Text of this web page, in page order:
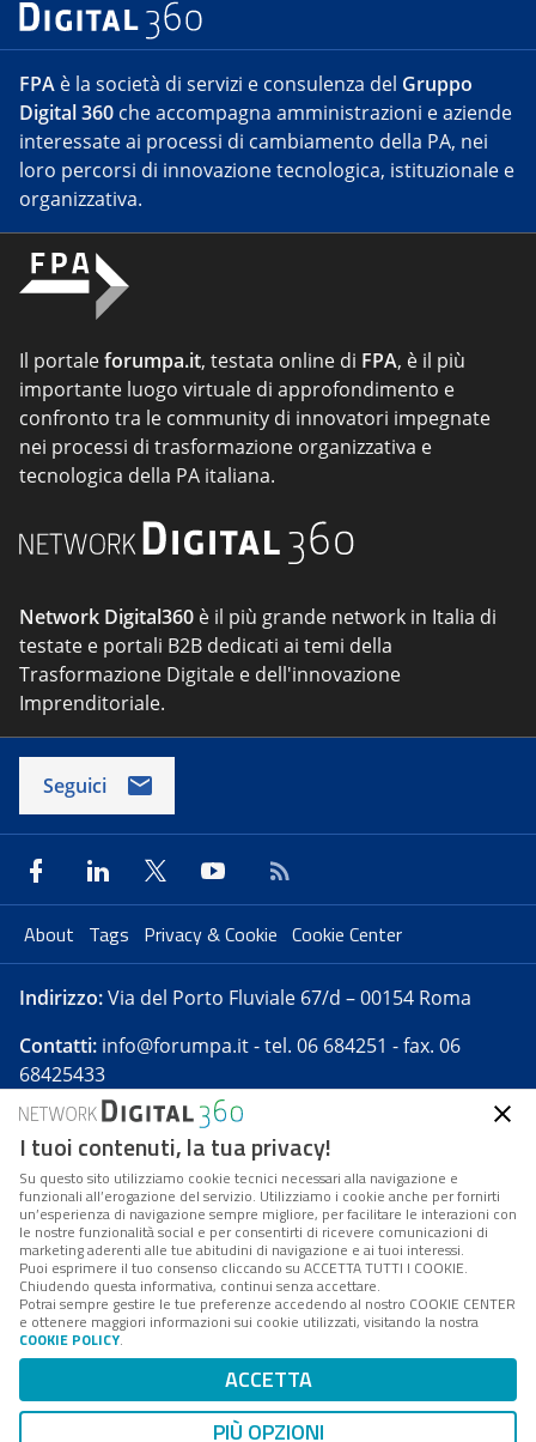
FPA è la società di servizi e consulenza del Gruppo
Digital 360 che accompagna amministrazioni e aziende
interessate ai processi di cambiamento della PA, nei
loro percorsi di innovazione tecnologica, istituzionale e
organizzativa.
Il portaleforumpa.it, testata online di FPA, è il più
importante luogo virtuale di approfondimento e
confronto tra le community di innovatori impegnate
nei processi di trasformazione organizzativa e
tecnologica della PA italiana.
Network Digital360 è il più grande network in Italia di
testate e portali B2B dedicati ai temi della
Trasformazione Digitale e dell'innovazione
Imprenditoriale.
Seguici
About Tags Privacy & Cookie Cookie Center
Indirizzo:Via del Porto Fluviale 67/d – 00154 Roma
Contatti: info@forumpa.it- tel. 06 684251 - fax. 06
68425433
Forumpa.itè una pubblicazione telematica iscritta
presso Registro della stampa del Tribunale di Roma -
Reg. n. 182 del 2 maggio 2008 - Direttore resp. Michela
Stentella
FPA s.r.l. è società soggetta a Direzione e
Coordinamento da parte di Digital360 S.p.A. - FPA s.r.l.
è un'azienda certificata per il sistema di management
Codice Fiscale/Partita IVA n. 10693191008 - R.E.A. Roma
n. 1249791. ISP AWS
Mappa del sito
I tuoi contenuti, la tua privacy!
Su questo sito utilizziamo cookie tecnici necessari alla navigazione e
funzionali all’erogazione del servizio. Utilizziamo i cookie anche per fornirti
un’esperienza di navigazione sempre migliore, per facilitare le interazioni con
le nostre funzionalità social e per consentirti di ricevere comunicazioni di
marketing aderenti alle tue abitudini di navigazione e ai tuoi interessi.
Puoi esprimere il tuo consenso cliccando su ACCETTA TUTTI I COOKIE.
Chiudendo questa informativa, continui senza accettare.
Potrai sempre gestire le tue preferenze accedendo al nostro COOKIE CENTER
e ottenere maggiori informazioni sui cookie utilizzati, visitando la nostra
COOKIE POLICY.
ACCETTA
PIÙ OPZIONI